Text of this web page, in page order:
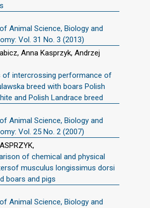
Animal Science, Biology and
Vol. 31 No. 3 (2013)
Anna Kasprzyk, Andrzej
of intercrossing performance of
breed with boars Polish
and Polish Landrace breed
Animal Science, Biology and
Vol. 25 No. 2 (2007)
of chemical and physical
musculus longissimus dorsi
boars and pigs
Animal Science, Biology and